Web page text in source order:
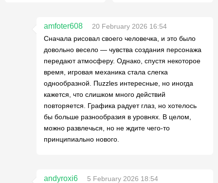
amfoter608
20 February 2026 16:54
Сначала рисовал своего человечка, и это было
довольно весело — чувства создания персонажа
передают атмосферу. Однако, спустя некоторое
время, игровая механика стала слегка
однообразной. Пuzzles интересные, но иногда
кажется, что слишком много действий
повторяется. Графика радует глаз, но хотелось
бы больше разнообразия в уровнях. В целом,
можно развлечься, но не ждите чего-то
принципиально нового.
andyroxi6
5 February 2026 18:54